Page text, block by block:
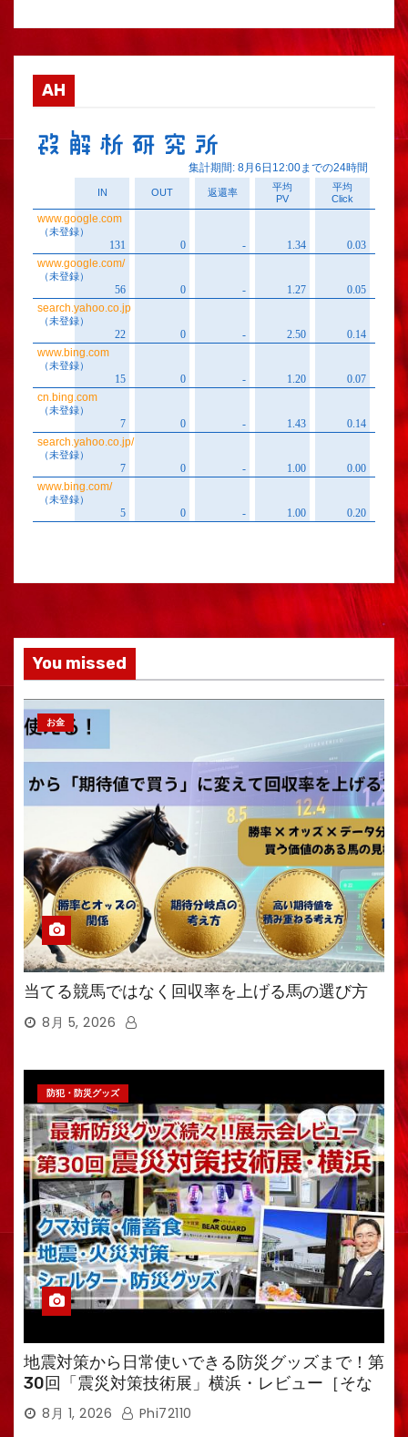
AH
You missed
お金
当てる競馬ではなく回収率を上げる馬の選び方
8月 5, 2026
防犯・防災グッズ
地震対策から日常使いできる防災グッズまで！第
30回「震災対策技術展」横浜・レビュー［そな
えるTV・高荷智也］
8月 1, 2026 Phi72110